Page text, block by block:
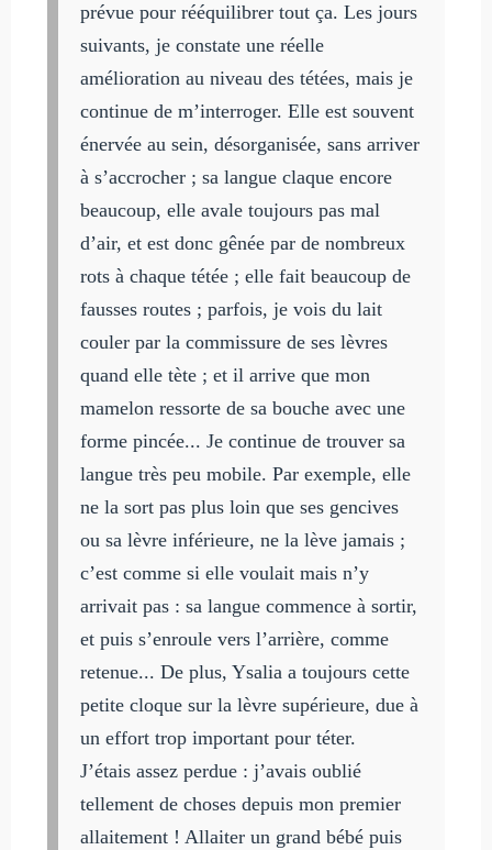
prévue pour rééquilibrer tout ça. Les jours
suivants, je constate une réelle
amélioration au niveau des tétées, mais je
continue de m’interroger. Elle est souvent
énervée au sein, désorganisée, sans arriver
à s’accrocher ; sa langue claque encore
beaucoup, elle avale toujours pas mal
d’air, et est donc gênée par de nombreux
rots à chaque tétée ; elle fait beaucoup de
fausses routes ; parfois, je vois du lait
couler par la commissure de ses lèvres
quand elle tète ; et il arrive que mon
mamelon ressorte de sa bouche avec une
forme pincée... Je continue de trouver sa
langue très peu mobile. Par exemple, elle
ne la sort pas plus loin que ses gencives
ou sa lèvre inférieure, ne la lève jamais ;
c’est comme si elle voulait mais n’y
arrivait pas : sa langue commence à sortir,
et puis s’enroule vers l’arrière, comme
retenue... De plus, Ysalia a toujours cette
petite cloque sur la lèvre supérieure, due à
un effort trop important pour téter.
J’étais assez perdue : j’avais oublié
tellement de choses depuis mon premier
allaitement ! Allaiter un grand bébé puis